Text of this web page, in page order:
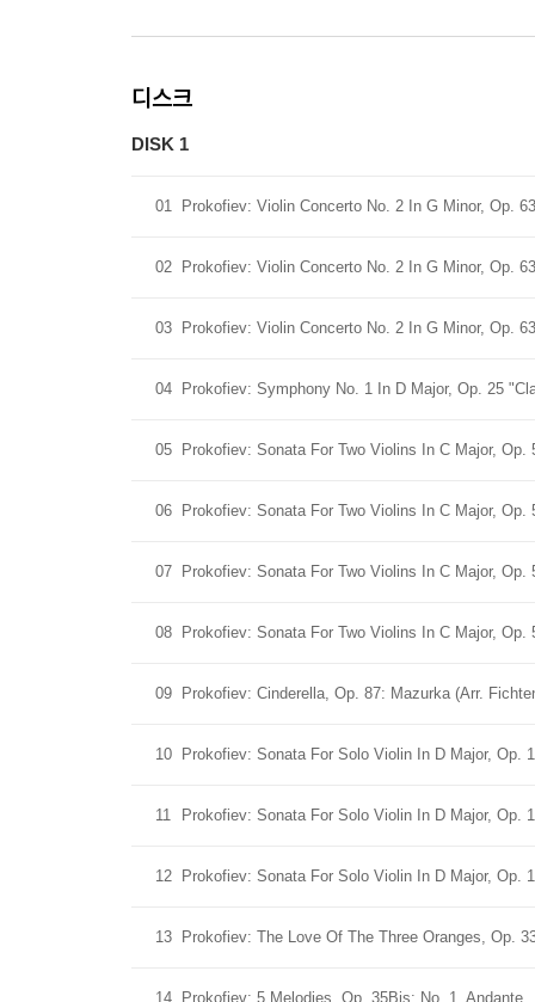
디스크
DISK 1
01 Prokofiev: Violin Concerto No. 2 In G Minor, Op.
02 Prokofiev: Violin Concerto No. 2 In G Minor, Op.
03 Prokofiev: Violin Concerto No. 2 In G Minor, Op.
04 Prokofiev: Symphony No. 1 In D Major, Op. 25
05 Prokofiev: Sonata For Two Violins In C Major, Op.
06 Prokofiev: Sonata For Two Violins In C Major, Op.
07 Prokofiev: Sonata For Two Violins In C Major,
08 Prokofiev: Sonata For Two Violins In C Major, Op.
09 Prokofiev: Cinderella, Op. 87: Mazurka (Arr.
10 Prokofiev: Sonata For Solo Violin In D Major, Op.
11 Prokofiev: Sonata For Solo Violin In D Major, Op.
12 Prokofiev: Sonata For Solo Violin In D Major, Op.
13 Prokofiev: The Love Of The Three Oranges, Op.
14 Prokofiev: 5 Melodies, Op. 35Bis: No. 1, Andante